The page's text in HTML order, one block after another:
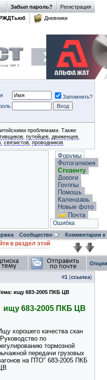
Регистрация
Забыл пароль?
Дневники
Запомнить?
проблемами. Также
путейцев движенцев
связистов проводников
Форумы
Фотогалерея
Студенту
Дороги
Группы
Помощь
Календарь
Новые фото
Почта
Ошибка
Сообщество Комментарии
в раздел этой
#1 (ссылка)
ищу 683-2005 ПКБ ЦВ
ищу 683-2005 ПКБ ЦВ
хорошего качества скан
по
тормозной
передачи грузовых
на ПТО" 683-2005 ПКБ